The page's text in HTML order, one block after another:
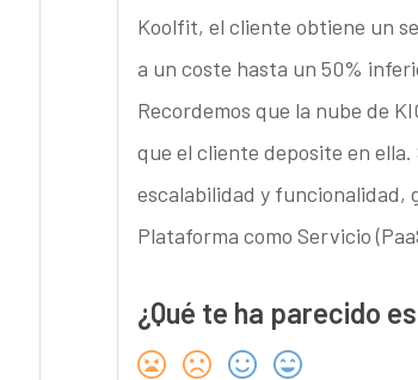
Koolfit, el cliente obtiene un
a un coste hasta un 50%
Recordemos que la nube de
que el cliente deposite en
escalabilidad y funcionalidad,
Plataforma como Servicio
¿Qué te ha parecido